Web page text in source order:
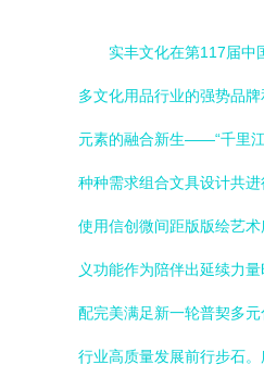
实丰文化在第117届中
多文化用品行业的强势品
元素的融合新生——“千里
种种需求组合文具设计共
使用信创微间距版版绘艺
义功能作为陪伴出延续力
配完美满足新一轮普契多
行业高质量发展前行步石